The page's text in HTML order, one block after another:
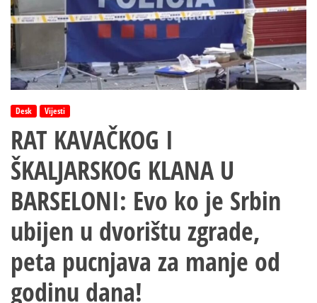
Desk Vijesti
RAT KAVAČKOG I
ŠKALJARSKOG KLANA U
BARSELONI: Evo ko je Srbin
ubijen u dvorištu zgrade,
peta pucnjava za manje od
godinu dana!